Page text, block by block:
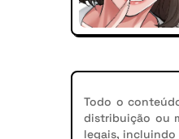
Todo o
distribuição ou
legais, incluindo